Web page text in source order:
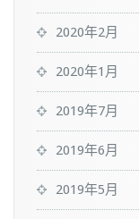
2020年2月
2020年1月
2019年7月
2019年6月
2019年5月